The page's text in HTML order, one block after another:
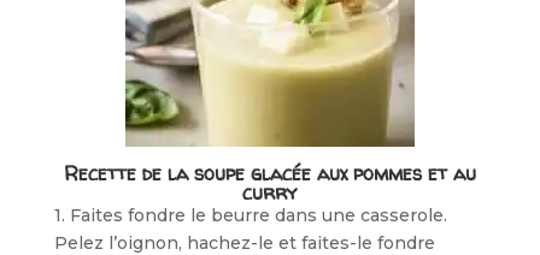
Recette de la soupe glacée aux pommes et au
curry
1. Faites fondre le beurre dans une casserole.
Pelez l’oignon, hachez-le et faites-le fondre